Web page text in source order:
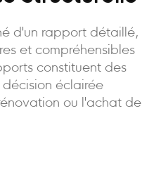
d'un rapport détaillé,
et compréhensibles
constituent des
éclairée
ou l'achat de